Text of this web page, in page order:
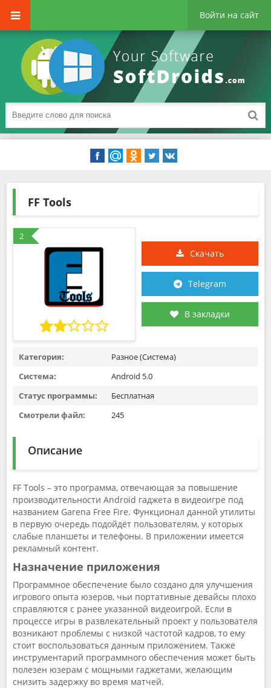
Войти на сайт
FF Tools
2
Скачать
Telegram
В закладки
Категория:
Разное (Система)
Система:
Android 5.0
Статус программы:
Бесплатная
Смотрели файл:
245
Описание
FF Tools – это программа, отвечающая за повышение
производительности Android гаджета в видеоигре под
названием Garena Free Fire. Функционал данной утилиты
в первую очередь подойдёт пользователям, у которых
слабые планшеты и телефоны. В приложении имеется
рекламный контент.
Назначение приложения
Программное обеспечение было создано для улучшения
игрового опыта юзеров, чьи портативные девайсы плохо
справляются с ранее указанной видеоигрой. Если в
процессе игры в развлекательный проект у пользователя
возникают проблемы с низкой частотой кадров, то ему
стоит воспользоваться данным приложением. Также
инструментарий программного обеспечения может быть
полезен юзерам с мощными гаджетами, желающим
снизить задержку во время матчей.